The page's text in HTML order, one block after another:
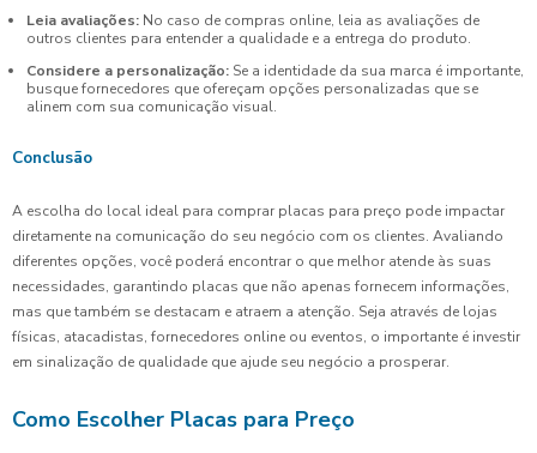
Leia avaliações: No caso de compras online, leia as avaliações de
outros clientes para entender a qualidade e a entrega do produto.
Considere a personalização: Se a identidade da sua marca é importante,
busque fornecedores que ofereçam opções personalizadas que se
alinem com sua comunicação visual.
Conclusão
A escolha do local ideal para comprar placas para preço pode impactar
diretamente na comunicação do seu negócio com os clientes. Avaliando
diferentes opções, você poderá encontrar o que melhor atende às suas
necessidades, garantindo placas que não apenas fornecem informações,
mas que também se destacam e atraem a atenção. Seja através de lojas
físicas, atacadistas, fornecedores online ou eventos, o importante é investir
em sinalização de qualidade que ajude seu negócio a prosperar.
Como Escolher Placas para Preço